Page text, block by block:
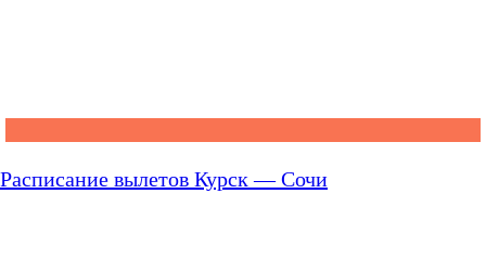
Расписание вылетов Курск — Сочи